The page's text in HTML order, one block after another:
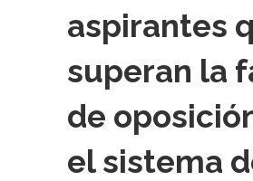
aspirantes
superan la
de
el sistema